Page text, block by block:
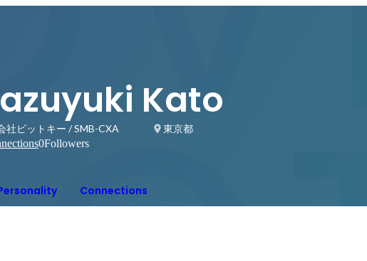
Kato
社ビットキー / SMB-CXA
東京都
0Followers
Connections